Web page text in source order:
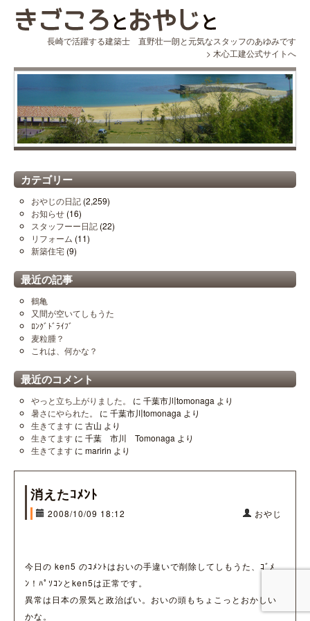
長崎で活躍する建築士 直野壮一朗と元気なスタッフのあゆみです
> 木心工建公式サイトへ
カテゴリー
おやじの日記 (2,259)
お知らせ (16)
スタッフーー日記 (22)
リフォーム (11)
新築住宅 (9)
最近の記事
鶴亀
又間が空いてしもうた
ﾛﾝｸﾞﾄﾞﾗｲﾌﾞ
麦粒腫？
これは、何かな？
最近のコメント
やっと立ち上がりました。 に 千葉市川tomonaga より
暑さにやられた。
に 千葉市川tomonaga より
生きてます に 古山 より
生きてます に 千葉 市川 Tomonaga より
生きてます に maririn より
消えたｺﾒﾝﾄ
2008/10/09 18:12 おやじ
今日の ken5 のｺﾒﾝﾄはおいの手違いで削除してしもうた、ｺﾞﾒ
ﾝ！ﾊﾟｿｺﾝとken5は正常です。
異常は日本の景気と政治ばい。おいの頭もちょこっとおかしい
かな。